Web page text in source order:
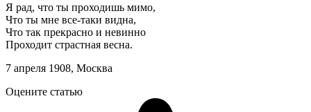
Я рад, что ты проходишь мимо,
Что ты мне все-таки видна,
Что так прекрасно и невинно
Проходит страстная весна.
7 апреля 1908, Москва
Оцените статью